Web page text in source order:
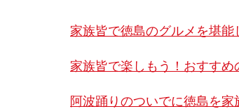
家族皆で徳島のグルメを堪能
家族皆で楽しもう！おすすめ
阿波踊りのついでに徳島を家